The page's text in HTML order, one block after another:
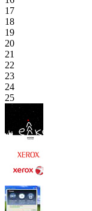
17
18
19
20
21
22
23
24
25